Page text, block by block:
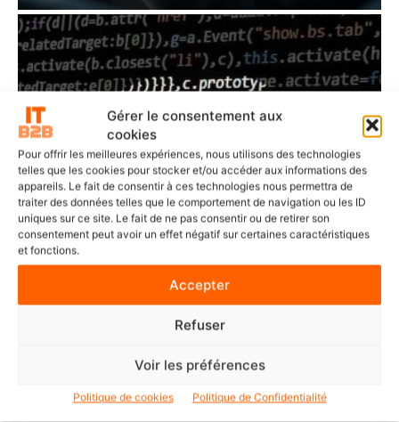
Gérer le consentement aux
cookies
Pour offrir les meilleures expériences, nous utilisons des technologies
telles que les cookies pour stocker et/ou accéder aux informations des
appareils. Le fait de consentir à ces technologies nous permettra de
traiter des données telles que le comportement de navigation ou les ID
uniques sur ce site. Le fait de ne pas consentir ou de retirer son
consentement peut avoir un effet négatif sur certaines caractéristiques
et fonctions.
Accepter
Refuser
Voir les préférences
Politique de cookies Politique de Confidentialité
IA générative : les banques face au défi du
Shadow AI